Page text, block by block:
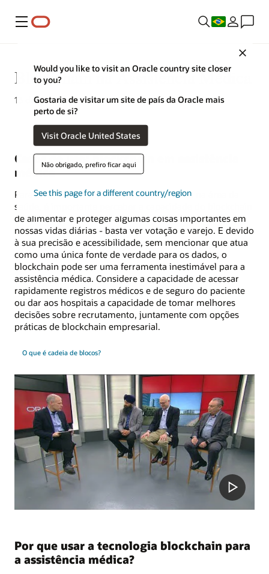
Menu
Would you like to visit an Oracle country site closer
to you?
Gostaria de visitar um site de país da Oracle mais
perto de si?
Visit Oracle United States
Não obrigado, prefiro ficar aqui
See this page for a different country/region
Blockchain na Assistência Médica
13 de julho de 2023
Casos de uso: blockchain em assistência
médica
Para entender o estado atual doblockchain
saúde, é importante perceber a capacidade do blockchain
de alimentar e proteger algumas coisas importantes em
nossas vidas diárias - basta ver votação e varejo. E devido
à sua precisão e acessibilidade, sem mencionar que atua
como uma única fonte de verdade para os dados, o
blockchain pode ser uma ferramenta inestimável para a
assistência médica. Considere a capacidade de acessar
rapidamente registros médicos e de seguro do paciente
ou dar aos hospitais a capacidade de tomar melhores
decisões sobre recrutamento, juntamente com opções
práticas de blockchain empresarial.
O que é cadeia de blocos?
Por que usar a tecnologia blockchain para
a assistência médica?